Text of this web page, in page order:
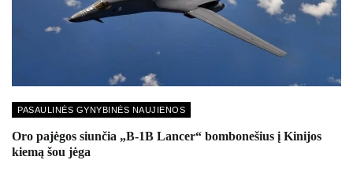
PASAULINĖS GYNYBINĖS NAUJIENOS
Oro pajėgos siunčia „B-1B Lancer“ bombonešius į Kinijos
kiemą šou jėga